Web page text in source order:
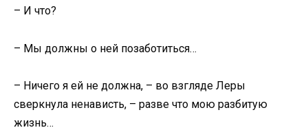
– И что?
– Мы должны о ней позаботиться…
– Ничего я ей не должна, – во взгляде Леры
сверкнула ненависть, – разве что мою разбитую
жизнь…